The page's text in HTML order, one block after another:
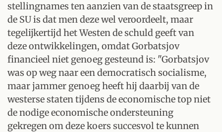
stellingnames ten aanzien van de staatsgreep in
de SU is dat men deze wel veroordeelt, maar
tegelijkertijd het Westen de schuld geeft van
deze ontwikkelingen, omdat Gorbatsjov
financieel niet genoeg gesteund is: "Gorbatsjov
was op weg naar een democratisch socialisme,
maar jammer genoeg heeft hij daarbij van de
westerse staten tijdens de economische top niet
de nodige economische ondersteuning
gekregen om deze koers succesvol te kunnen